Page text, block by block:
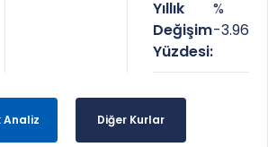
Yıllık
Değişim
Yüzdesi:
%
-3.96
Analiz Diğer Kurlar